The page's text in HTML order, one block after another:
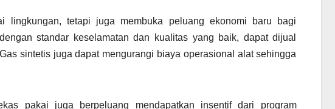
lingkungan, tetapi juga membuka peluang ekonomi baru bagi
standar keselamatan dan kualitas yang baik, dapat dijual
sintetis juga dapat mengurangi biaya operasional alat sehingga
pakai juga berpeluang mendapatkan insentif dari program